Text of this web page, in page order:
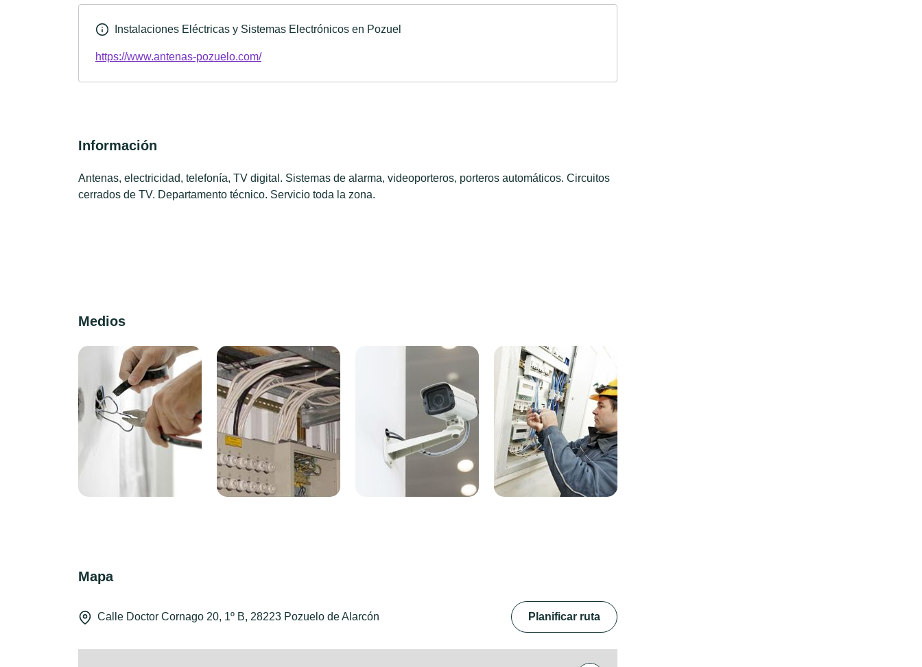
Instalaciones Eléctricas y Sistemas Electrónicos en Pozuel
https://www.antenas-pozuelo.com/
Información
Antenas, electricidad, telefonía, TV digital. Sistemas de alarma, videoporteros, porteros automáticos. Circuitos
cerrados de TV. Departamento técnico. Servicio toda la zona.
Medios
Mapa
Calle Doctor Cornago 20, 1º B, 28223 Pozuelo de Alarcón Planificar ruta